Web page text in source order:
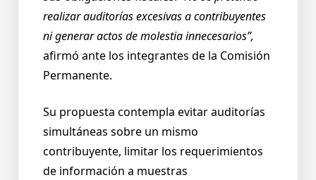
realizar auditorías excesivas a contribuyentes
ni generar actos de molestia innecesarios”,
afirmó ante los integrantes de la Comisión
Permanente.
Su propuesta contempla evitar auditorías
simultáneas sobre un mismo
contribuyente, limitar los requerimientos
de información a muestras